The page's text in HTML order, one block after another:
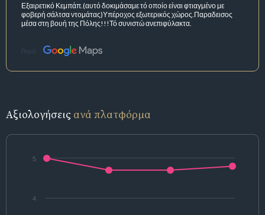
Εξαιρετικό Κεμπάπ.(αυτό δοκιμάσαμε τό οποίο είναι φτιαγμένο με
φοβερή σάλτσα ντομάτας)Υπέροχος εξωτερικός χώρος.Παραδεισος
μέσα στη βουή της Πόλης!!!Τό συνιστώ ανεπιφύλακτα.
Πηγή:
Αξιολογήσεις ανά πλατφόρμα
4
5